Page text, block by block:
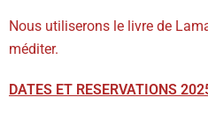
Nous utiliserons le livre de
méditer.
DATES ET RESERVATIONS